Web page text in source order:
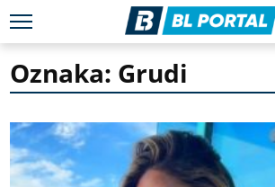
Oznaka: Grudi